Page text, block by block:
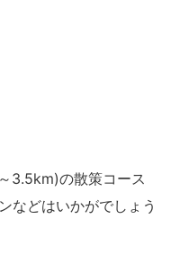
3.5km)の散策コース
などはいかがでしょう